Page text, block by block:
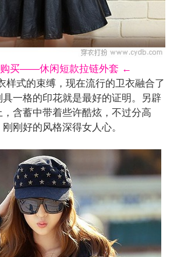
买——休闲短款拉链外套 ←
样式的束缚，现在流行的卫衣融合了
一格的印花就是最好的证明。另辟
含蓄中带着些许酷炫，不过分高
刚好的风格深得女人心。